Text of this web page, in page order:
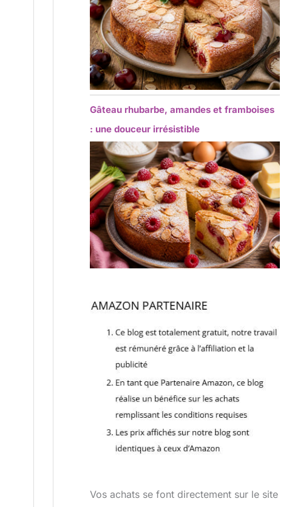
Gâteau rhubarbe, amandes et framboises
: une douceur irrésistible
Vos achats se font directement sur le site